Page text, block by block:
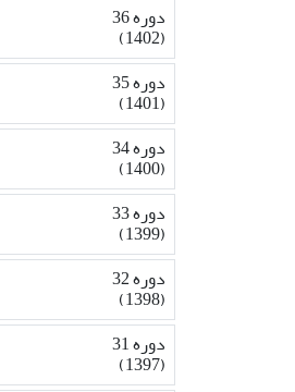
دوره 36
(1402)
دوره 35
(1401)
دوره 34
(1400)
دوره 33
(1399)
دوره 32
(1398)
دوره 31
(1397)